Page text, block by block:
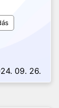
09. 26.